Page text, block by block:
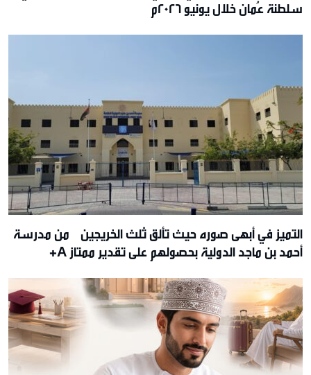
سلطنة عُمان خلال يونيو 2026م
التميز في أبهى صوره حيث تألق ثلث الخريجين من مدرسة
أحمد بن ماجد الدولية بحصولهم على تقدير ممتاز A+